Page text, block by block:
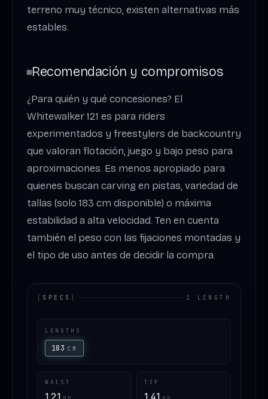
terreno muy técnico, existen alternativas más
estables.
Recomendación y compromisos
¿Para quién y qué concesiones? El
Whitewalker 121 es para riders
experimentados y freestylers de backcountry
que valoran flotación, juego y bajo peso para
aproximaciones. Es menos apropiado para
quienes buscan carving en pistas, variedad de
tallas (solo 183 cm disponible) o máxima
estabilidad a alta velocidad. Ten en cuenta
también el peso con las fijaciones montadas y
el tipo de uso antes de decidir la compra.
[ SPECS ] 1 LENGTH
LENGTHS
183 CM
WAIST TIP